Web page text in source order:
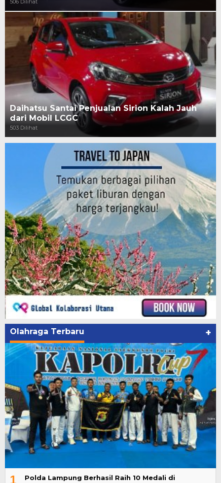
506 Dilihat
Daihatsu Santai Penjualan Sirion Kalah Jauh
dari Mobil LCGC
503 Dilihat
Olahraga Terbaru +
1
Polda Lampung Berhasil Raih 10 Medali di